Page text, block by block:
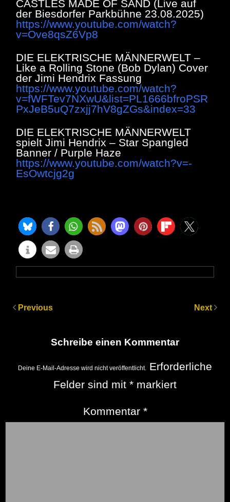
CASTLES MADE OF SAND (Live auf
der Biesdorfer Parkbühne 23.08.2025)
https://www.youtube.com/watch?
v=Ove8qsZ6Vp8
DIE ELEKTRISCHE MÄNNERWELT –
Like a Rolling Stone (Bob Dylan) Cover
der Jimi Hendrix Fassung
https://www.youtube.com/watch?
v=fWFTev7NXwU&list=PL1666bfroPSR
PxJeB5uQ7zxjj7hV8gZGs&index=33
DIE ELEKTRISCHE MÄNNERWELT
spielt Jimi Hendrix – Star Spangled
Banner / Purple Haze
https://www.youtube.com/watch?v=-
EsOwtcjg2g
Previous Next
Schreibe einen Kommentar
Deine E-Mail-Adresse wird nicht veröffentlicht. Erforderliche
Felder sind mit * markiert
Kommentar *